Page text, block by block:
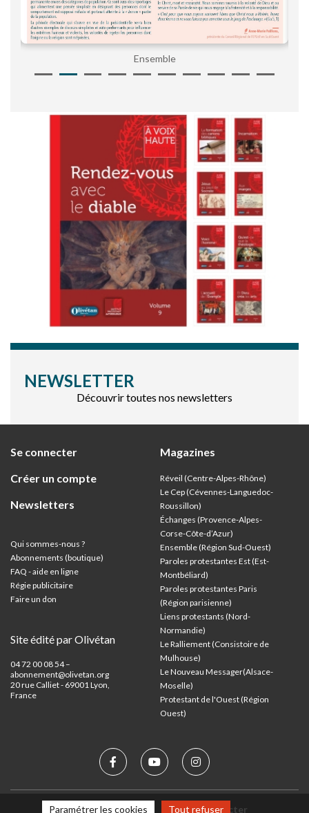
Ensemble
NEWSLETTER
Découvrir toutes nos newsletters
Se connecter
Créer un compte
Newsletters
Qui sommes-nous ?
Abonnements (boutique)
FAQ - aide en ligne
Régie publicitaire
Faire un don
Site édité par Olivétan
04 72 00 08 54 –
abonnement@olivetan.org
20 rue Calliet - 69001 Lyon,
France
Magazines
Réveil (Centre-Alpes-Rhône)
Le Cep (Cévennes-Languedoc-
Roussillon)
Échanges (Provence-Alpes-
Corse-Côte-d’Azur)
Ensemble (Région Sud-Ouest)
Paroles protestantes Est (Est-
Montbéliard)
Paroles protestantes Paris
(Région parisienne)
Liens protestants (Nord-
Normandie)
Le Ralliement (Consistoire de
Mulhouse)
Le Nouveau Messager(Alsace-
Moselle)
Protestant de l'Ouest (Région
Ouest)
Mentions légales Nous contacter
Paramétrer les cookies Tout refuser